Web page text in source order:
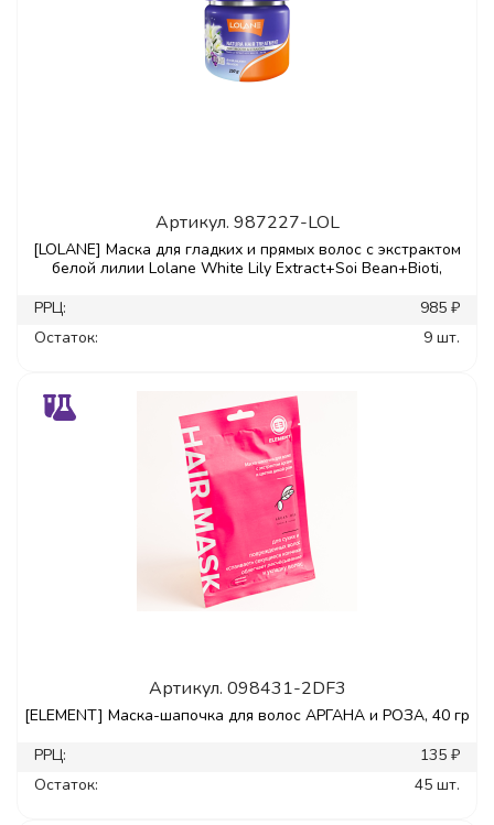
Артикул. 987227-LOL
[LOLANE] Маска для гладких и прямых волос с экстрактом
белой лилии Lolane White Lily Extract+Soi Bean+Bioti,
РРЦ:
985 ₽
Остаток:
9 шт.
Артикул. 098431-2DF3
[ELEMENT] Маска-шапочка для волос АРГАНА и РОЗА, 40 гр
РРЦ:
135 ₽
Остаток:
45 шт.